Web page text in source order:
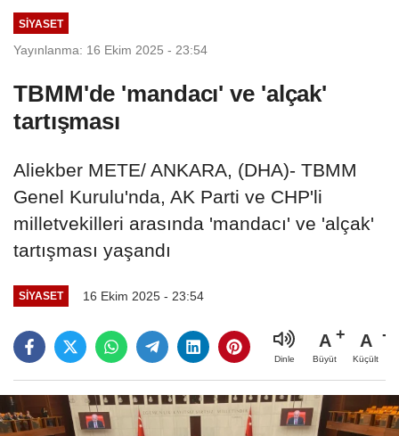
SIYASET
Yayınlanma: 16 Ekim 2025 - 23:54
TBMM'de 'mandacı' ve 'alçak'
tartışması
Aliekber METE/ ANKARA, (DHA)- TBMM
Genel Kurulu'nda, AK Parti ve CHP'li
milletvekilleri arasında 'mandacı' ve 'alçak'
tartışması yaşandı
SIYASET 16 Ekim 2025 - 23:54
Dinle
A
Büyüt
A
Küçült